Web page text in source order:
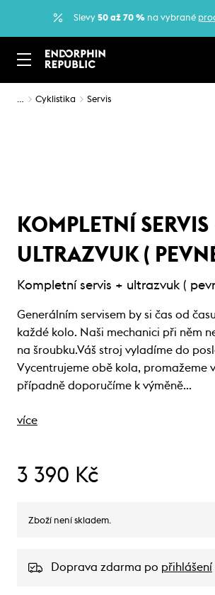
Slevy 50 až 70 % na vybrané
… Cyklistika Servis
KOMPLETNÍ SERVIS
ULTRAZVUK (
Kompletní servis + ultrazvuk (
Generálním servisem by si čas od
každé kolo. Naši mechanici při něm
na šroubku.Váš stroj vyladíme do
Vycentrujeme obě kola, promažeme
případně doporučíme k výměně…
více
3 390 Kč
Zboží není skladem.
Doprava zdarma po přihlášení